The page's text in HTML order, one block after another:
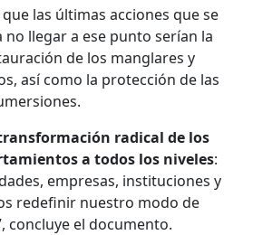
las últimas acciones que se
llegar a ese punto serían la
de los manglares y
así como la protección de las
radical de los
a todos los niveles:
empresas, instituciones y
redefinir nuestro modo de
concluye el documento.